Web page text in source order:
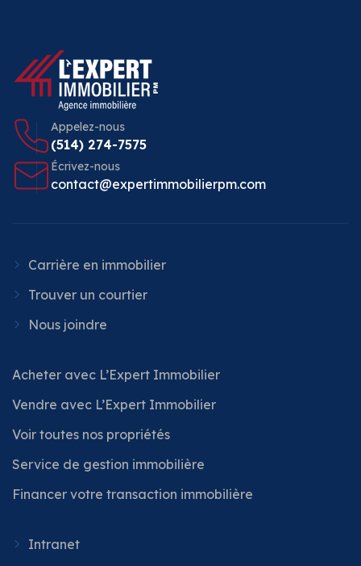
Appelez-nous
(514) 274-7575
Écrivez-nous
contact@expertimmobilierpm.com
Carrière en immobilier
Trouver un courtier
Nous joindre
Acheter avec L’Expert Immobilier
Vendre avec L’Expert Immobilier
Voir toutes nos propriétés
Service de gestion immobilière
Financer votre transaction immobilière
Intranet